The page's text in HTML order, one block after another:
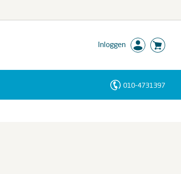
Inloggen
010-4731397